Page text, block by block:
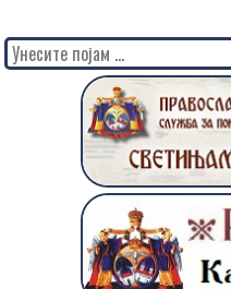
Search
for: